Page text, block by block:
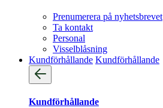
Prenumerera på nyhetsbrevet
Ta kontakt
Personal
Visselblåsning
Kundförhållande Kundförhållande
Kundförhållande